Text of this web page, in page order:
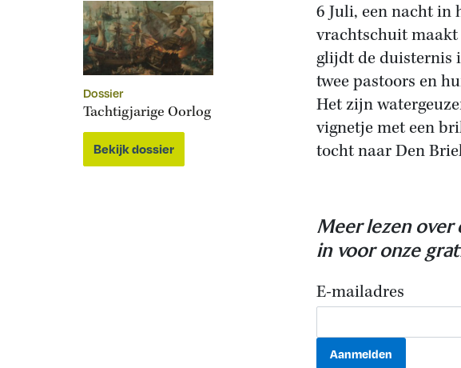
Dossier
Tachtigjarige Oorlog
Bekijk dossier
6 Juli, een nacht in
vrachtschuit maakt
glijdt de duisternis
twee pastoors en
Het zijn
vignetje met een
tocht naar Den
Meer lezen over
in voor onze
E-mailadres